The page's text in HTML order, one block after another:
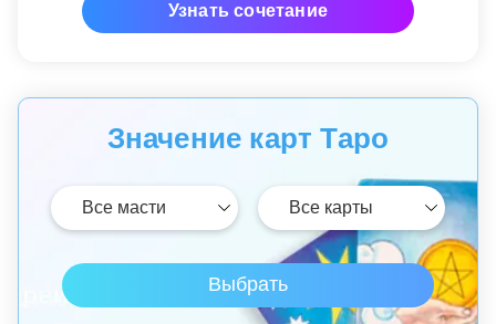
Узнать сочетание
Значение карт Таро